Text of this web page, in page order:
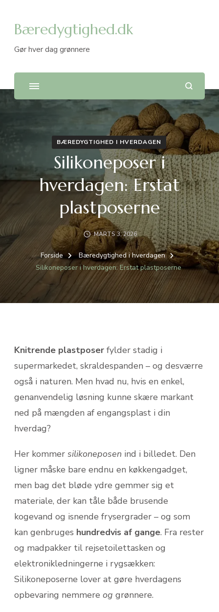
Bæredygtighed.dk
Gør hver dag grønnere
BÆREDYGTIGHED I HVERDAGEN
Silikoneposer i
hverdagen: Erstat
plastposerne
MARTS 3, 2026
Forside
Bæredygtighed i hverdagen
Silikoneposer i hverdagen: Erstat plastposerne
Knitrende plastposer fylder stadig i
supermarkedet, skraldespanden – og desværre
også i naturen. Men hvad nu, hvis en enkel,
genanvendelig løsning kunne skære markant
ned på mængden af engangsplast i din
hverdag?
Her kommer silikoneposen ind i billedet. Den
ligner måske bare endnu en køkkengadget,
men bag det bløde ydre gemmer sig et
materiale, der kan tåle både brusende
kogevand og isnende frysergrader – og som
kan genbruges hundredvis af gange. Fra rester
og madpakker til rejsetoilettasken og
elektronikledningerne i rygsækken:
Silikoneposerne lover at gøre hverdagens
opbevaring nemmere og grønnere.